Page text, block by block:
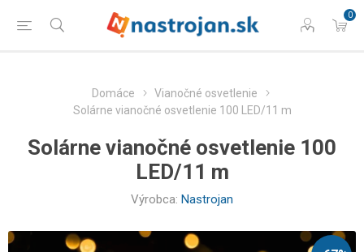
0
Domáce
Vianočné osvetlenie
Solárne vianočné osvetlenie 100 LED/11 m
Solárne vianočné osvetlenie 100
LED/11 m
Výrobca: Nastrojan